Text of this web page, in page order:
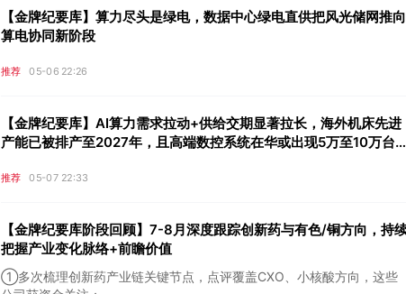
【金牌纪要库】算力尽头是绿电，数据中心绿电直供把风光储网推向
算电协同新阶段
推荐 05-06 22:26
【金牌纪要库】AI算力需求拉动+供给交期显著拉长，海外机床先进
产能已被排产至2027年，且高端数控系统在华或出现5万至10万台
推荐 05-07 22:33
【金牌纪要库阶段回顾】7-8月深度跟踪创新药与有色/铜方向，持
把握产业变化脉络+前瞻价值
①多次梳理创新药产业链关键节点，点评覆盖CXO、小核酸方向，这些